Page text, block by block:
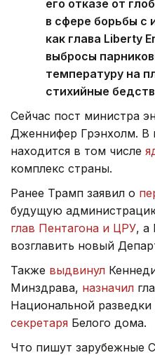
его отказе от
в сфере борьбы с
как глава Liberty
выбросы
температуру на
стихийные
Сейчас пост министра
Дженнифер Грэнхолм.
находится в том числе
комплекс страны.
Ранее Трамп заявил о
будущую
глав Пентагона и ЦРУ, а
возглавить новый
Также выдвинул
Минздрава, назначил
Национальной
секретаря Белого дома.
Что пишут зарубежные